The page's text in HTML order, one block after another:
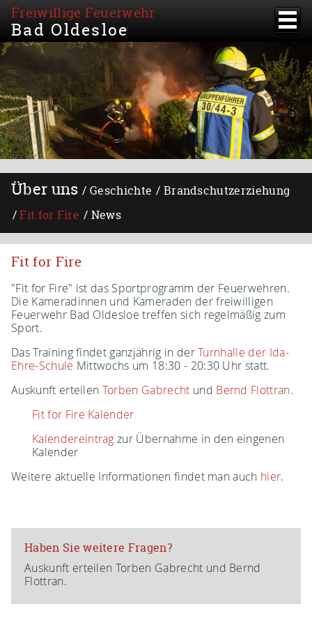
Freiwillige Feuerwehr
Bad Oldesloe
Über uns Geschichte
Brandschutzerziehung
Fit for Fire
News
Fit for Fire
"Fit for Fire" ist das Sportprogramm der Feuerwehren.
Die Kameradinnen und Kameraden der freiwilligen
Feuerwehr Bad Oldesloe treffen sich regelmäßig zum
Sport.
Das Training findet ganzjährig in derTurnhalle der Ida-
Ehre-Schule Mittwochs um 18:30 - 20:30 Uhr statt.
Auskunft erteilen Torben Gabrecht und Bernd Flottran.
Fit for Fire Kalender
Kalendereintrag zur Übernahme in den eingenen
Kalender
Weitere aktuelle Informationen findet man auch hier.
Haben Sie weitere Fragen?
Auskunft erteilen Torben Gabrecht und Bernd
Flottran.